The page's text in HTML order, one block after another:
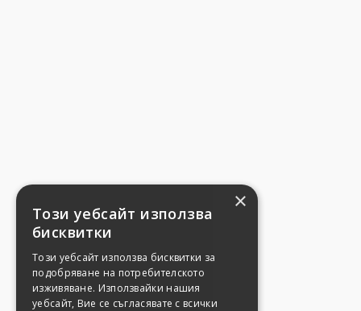
×
Този уебсайт използва
бисквитки
Този уебсайт използва бисквитки за
подобряване на потребителското
изживяване. Използвайки нашия
уебсайт, Вие се съгласявате с всички